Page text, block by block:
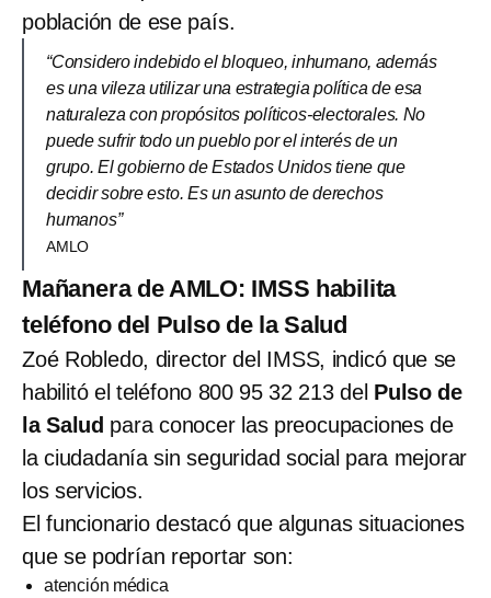
población de ese país.
“Considero indebido el bloqueo, inhumano, además
es una vileza utilizar una estrategia política de esa
naturaleza con propósitos políticos-electorales. No
puede sufrir todo un pueblo por el interés de un
grupo. El gobierno de Estados Unidos tiene que
decidir sobre esto. Es un asunto de derechos
humanos”
AMLO
Mañanera de AMLO: IMSS habilita
teléfono del Pulso de la Salud
Zoé Robledo, director del IMSS, indicó que se
habilitó el teléfono 800 95 32 213 del Pulso de
la Salud para conocer las preocupaciones de
la ciudadanía sin seguridad social para mejorar
los servicios.
El funcionario destacó que algunas situaciones
que se podrían reportar son:
atención médica